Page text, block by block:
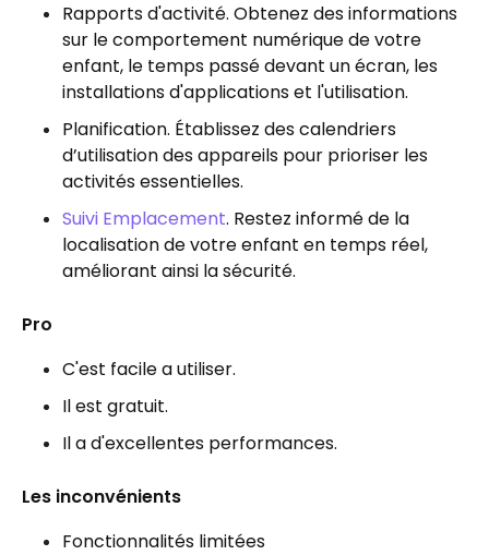
Rapports d'activité. Obtenez des informations
sur le comportement numérique de votre
enfant, le temps passé devant un écran, les
installations d'applications et l'utilisation.
Planification. Établissez des calendriers
d’utilisation des appareils pour prioriser les
activités essentielles.
Suivi Emplacement. Restez informé de la
localisation de votre enfant en temps réel,
améliorant ainsi la sécurité.
Pro
C'est facile a utiliser.
Il est gratuit.
Il a d'excellentes performances.
Les inconvénients
Fonctionnalités limitées